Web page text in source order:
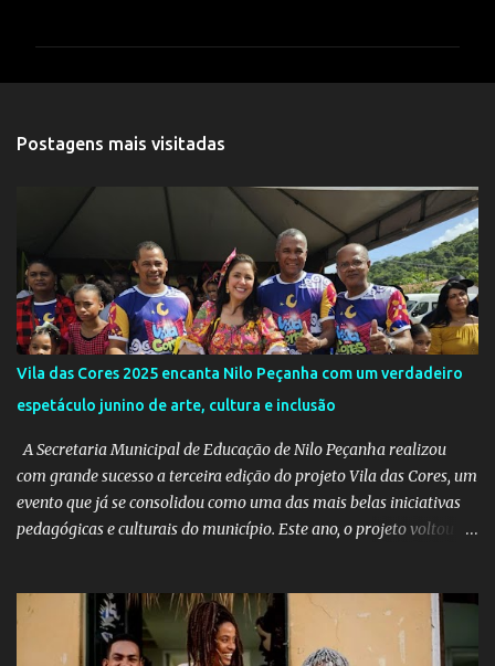
o
s
Postagens mais visitadas
Vila das Cores 2025 encanta Nilo Peçanha com um verdadeiro
espetáculo junino de arte, cultura e inclusão
A Secretaria Municipal de Educação de Nilo Peçanha realizou
com grande sucesso a terceira edição do projeto Vila das Cores, um
evento que já se consolidou como uma das mais belas iniciativas
pedagógicas e culturais do município. Este ano, o projeto voltou a
criatividade e tradição. Entre os dias 16 e 18 de junho, o clima
junino tomou conta das comunidades de Barra dos Carvalhos e
São Francisco, passando por São Benedito e encerrando com